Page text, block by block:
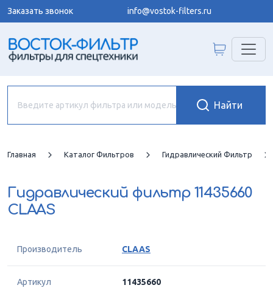
Заказать звонок info@vostok-filters.ru
Главная Каталог Фильтров Гидравлический Фильтр
Гидравлический фильтр 11435660
CLAAS
Производитель CLAAS
Артикул 11435660